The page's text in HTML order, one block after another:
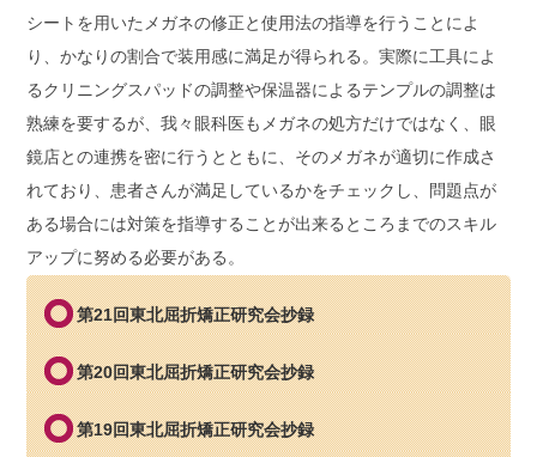
シートを用いたメガネの修正と使用法の指導を行うことによ
り、かなりの割合で装用感に満足が得られる。実際に工具によ
るクリニングスパッドの調整や保温器によるテンプルの調整は
熟練を要するが、我々眼科医もメガネの処方だけではなく、眼
鏡店との連携を密に行うとともに、そのメガネが適切に作成さ
れており、患者さんが満足しているかをチェックし、問題点が
ある場合には対策を指導することが出来るところまでのスキル
アップに努める必要がある。
第21回東北屈折矯正研究会抄録
第20回東北屈折矯正研究会抄録
第19回東北屈折矯正研究会抄録